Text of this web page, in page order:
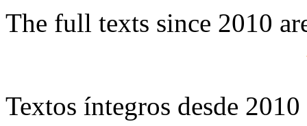
The full texts since 2010
Textos íntegros desde